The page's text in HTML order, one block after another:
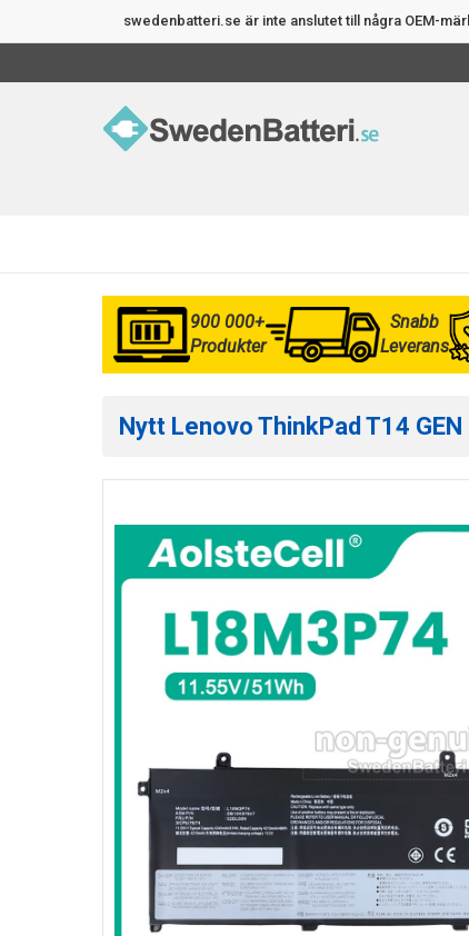
swedenbatteri.se är inte anslutet till några OEM-
900 000+
Produkter
Snabb
Leverans
Nytt Lenovo ThinkPad T14